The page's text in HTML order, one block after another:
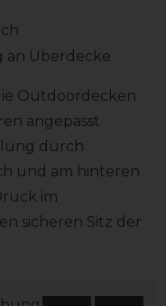
an Überdecke
Outdoordecken
angepasst
durch
und am hinteren
im
sicheren Sitz der